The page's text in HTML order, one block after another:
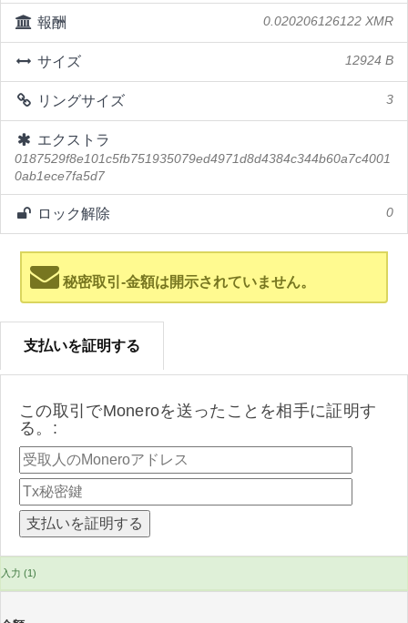
報酬 0.020206126122 XMR
サイズ 12924 B
リングサイズ 3
エクストラ
0187529f8e101c5fb751935079ed4971d8d4384c344b60a7c4001
0ab1ece7fa5d7
ロック解除 0
秘密取引-金額は開示されていません。
支払いを証明する
この取引でMoneroを送ったことを相手に証明す
る。:
入力 (1)